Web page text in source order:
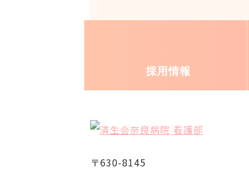
採用情報
〒630-8145